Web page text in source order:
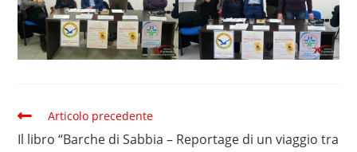
Articolo precedente
Il libro “Barche di Sabbia – Reportage di un viaggio tra